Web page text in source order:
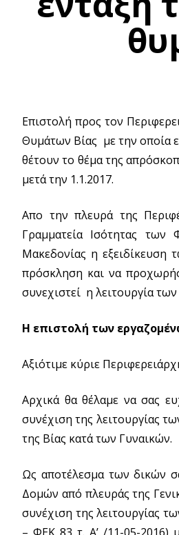
Επιστολή προς τον
Θυμάτων Βίας με την οποία
θέτουν το θέμα της
μετά την 1.1.2017.
Απο την πλευρά της
Γραμματεία Ισότητας
Μακεδονίας η εξειδίκευση
πρόσκληση και να
συνεχιστεί η λειτουργία
Η επιστολή των
Αξιότιμε κύριε
Αρχικά θα θέλαμε να σας
συνέχιση της λειτουργίας
της Βίας κατά των Γυναικών.
Ως αποτέλεσμα των δικών
Δομών από πλευράς της
συνέχιση της λειτουργίας